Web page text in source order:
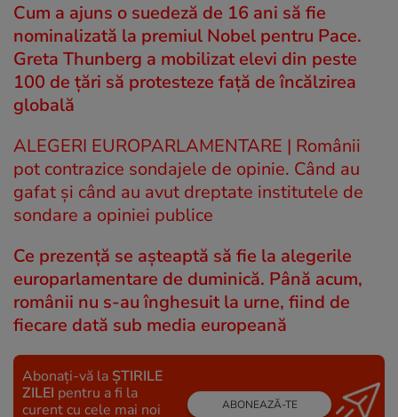
Cum a ajuns o suedeză de 16 ani să fie
nominalizată la premiul Nobel pentru Pace.
Greta Thunberg a mobilizat elevi din peste
100 de țări să protesteze față de încălzirea
globală
ALEGERI EUROPARLAMENTARE | Românii
pot contrazice sondajele de opinie. Când au
gafat și când au avut dreptate institutele de
sondare a opiniei publice
Ce prezență se așteaptă să fie la alegerile
europarlamentare de duminică. Până acum,
românii nu s-au înghesuit la urne, fiind de
fiecare dată sub media europeană
Abonați-vă la ȘTIRILE
ZILEI pentru a fi la
curent cu cele mai noi
ABONEAZĂ-TE